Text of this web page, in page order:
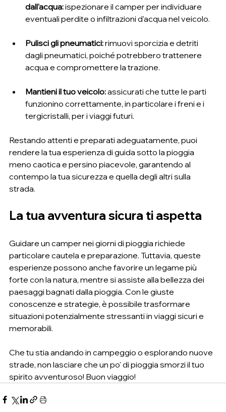
dall'acqua: ispezionare il camper per individuare
eventuali perdite o infiltrazioni d'acqua nel veicolo.
Pulisci gli pneumatici: rimuovi sporcizia e detriti
dagli pneumatici, poiché potrebbero trattenere
acqua e compromettere la trazione.
Mantieni il tuo veicolo: assicurati che tutte le parti
funzionino correttamente, in particolare i freni e i
tergicristalli, per i viaggi futuri.
Restando attenti e preparati adeguatamente, puoi
rendere la tua esperienza di guida sotto la pioggia
meno caotica e persino piacevole, garantendo al
contempo la tua sicurezza e quella degli altri sulla
strada.
La tua avventura sicura ti aspetta
Guidare un camper nei giorni di pioggia richiede
particolare cautela e preparazione. Tuttavia, queste
esperienze possono anche favorire un legame più
forte con la natura, mentre si assiste alla bellezza dei
paesaggi bagnati dalla pioggia. Con le giuste
conoscenze e strategie, è possibile trasformare
situazioni potenzialmente stressanti in viaggi sicuri e
memorabili.
Che tu stia andando in campeggio o esplorando nuove
strade, non lasciare che un po' di pioggia smorzi il tuo
spirito avventuroso! Buon viaggio!